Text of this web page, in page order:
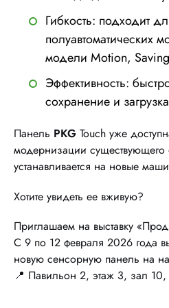
Гибкость: подходит
полуавтоматических
модели Motion,
Эффективность:
сохранение и
Панель PKG Touch уже
модернизации
устанавливается на новые
Хотите увидеть ее вживую?
Приглашаем на выставку
С 9 по 12 февраля 2026 года
новую сенсорную панель на
📍 Павильон 2, этаж 3, зал